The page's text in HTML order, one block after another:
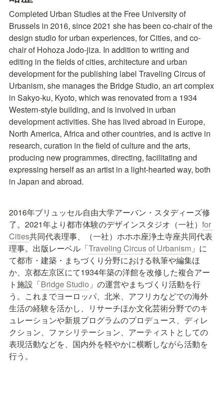
Completed Urban Studies at the Free University of
Brussels in 2016, since 2021 she has been co-chair of the
design studio for urban experiences, for Cities, and co-
chair of Hohoza Jodo-jiza. In addition to writing and
editing in the fields of cities, architecture and urban
development for the publishing label Traveling Circus of
Urbanism, she manages the Bridge Studio, an art complex
in Sakyo-ku, Kyoto, which was renovated from a 1934
Western-style building, and is involved in urban
development activities. She has lived abroad in Europe,
North America, Africa and other countries, and is active in
research, curation in the field of culture and the arts,
producing new programmes, directing, facilitating and
expressing herself as an artist in a light-hearted way, both
in Japan and abroad.
2016年ブリュッセル自由大学アーバン・スタディーズ修
了。2021年より都市体験のデザインスタジオ（一社） for
Cities共同代表理事、（一社）ホホホ座浄土寺座共同代表
理事。出版レーベル「Traveling Circus of Urbanism 」に
て都市・建築・まちづくり分野における執筆や編集ほ
か、京都左京区にて1934年築の洋館を改修した複合アー
ト施設「Bridge Studio 」の運営やまちづくり活動を行
う。これまでヨーロッパ、北米、アフリカなどでの海外
生活の経験を活かし、リサーチほか文化芸術分野でのキ
ュレーションや新規プログラムのプロデュース、ディレ
クション、ファシリテーション、アーティストとしての
表現活動などを、国内外を軽やかに横断しながら活動を
行う。